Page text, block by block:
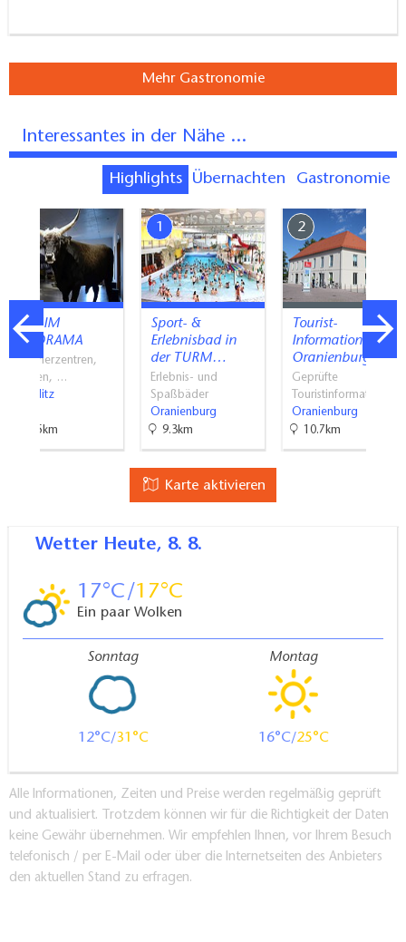
Mehr Gastronomie
Interessantes in der Nähe ...
Highlights Übernachten Gastronomie
BARNIM
PANORAMA
Besucherzentren,
Museen, …
Wandlitz
20.5km
1
Sport- &
Erlebnisbad in
der TURM…
Erlebnis- und
Spaßbäder
Oranienburg
9.3km
2
Tourist-
Information
Oranienburg
Geprüfte
Touristinformati…
Oranienburg
10.7km
Karte aktivieren
Wetter Heute, 8. 8.
17 17
Ein paar Wolken
Sonntag
12 31
Montag
16 25
Alle Informationen, Zeiten und Preise werden regelmäßig geprüft
und aktualisiert. Trotzdem können wir für die Richtigkeit der Daten
keine Gewähr übernehmen. Wir empfehlen Ihnen, vor Ihrem Besuch
telefonisch / per E-Mail oder über die Internetseiten des Anbieters
den aktuellen Stand zu erfragen.